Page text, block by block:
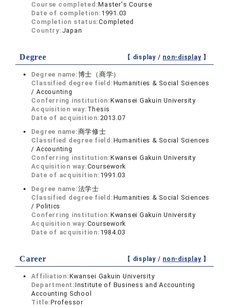
Course completed:Master's Course
Date of completion: 1991.03
Completion status:Completed
Country: Japan
Degree 【 display / non-display】
Degree name:博士（商学）
Classified degree field:Humanities & Social Sciences
/ Accounting
Conferring institution:Kwansei Gakuin University
Acquisition way: Thesis
Date of acquisition:2013.07
Degree name:商学修士
Classified degree field:Humanities & Social Sciences
/ Accounting
Conferring institution:Kwansei Gakuin University
Acquisition way:Coursework
Date of acquisition: 1991.03
Degree name:法学士
Classified degree field:Humanities & Social Sciences
/ Politics
Conferring institution:Kwansei Gakuin University
Acquisition way:Coursework
Date of acquisition: 1984.03
Career 【 display / non-display】
Affiliation:Kwansei Gakuin University
Department:Institute of Business and Accounting
Accounting School
Title:Professor